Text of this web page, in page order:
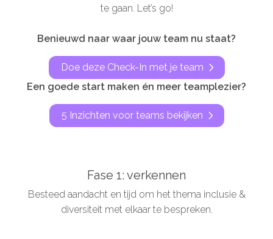
Deelnemers & allianties
Updates & nieuws
Cookiebeleid (EU)
te gaan. Let’s go!
Benieuwd naar waar jouw team nu staat?
Doe deze Check-In met je team
Een goede start maken én meer teamplezier?
5 Inzichten voor teams bekijken
Fase 1: verkennen
Besteed aandacht en tijd om het thema inclusie &
diversiteit met elkaar te bespreken.